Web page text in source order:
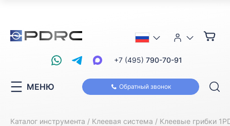
Обратный звонок
+7 (495) 790-70-91
МЕНЮ
Каталог инструмента Клеевая система Клеевые грибки